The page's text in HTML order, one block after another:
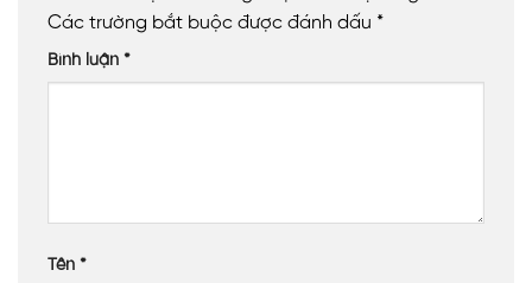
Các trường bắt buộc được đánh dấu *
Bình luận *
Tên *